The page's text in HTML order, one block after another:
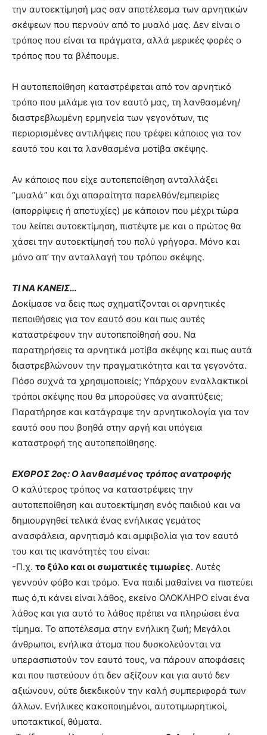
την αυτοεκτίμησή μας σαν αποτέλεσμα των αρνητικών
σκέψεων που περνούν από το μυαλό μας. Δεν είναι ο
τρόπος που είναι τα πράγματα, αλλά μερικές φορές ο
τρόπος που τα βλέπουμε.
Η αυτοπεποίθηση καταστρέφεται από τον αρνητικό
τρόπο που μιλάμε για τον εαυτό μας, τη λανθασμένη/
διαστρεβλωμένη ερμηνεία των γεγονότων, τις
περιορισμένες αντιλήψεις που τρέφει κάποιος για τον
εαυτό του και τα λανθασμένα μοτίβα σκέψης.
Αν κάποιος που είχε αυτοπεποίθηση ανταλλάξει
“μυαλά” και όχι απαραίτητα παρελθόν/εμπειρίες
(απορρίψεις ή αποτυχίες) με κάποιον που μέχρι τώρα
του λείπει αυτοεκτίμηση, πιστέψτε με και ο πρώτος θα
χάσει την αυτοεκτίμησή του πολύ γρήγορα. Μόνο και
μόνο απ’ την ανταλλαγή του τρόπου σκέψης.
ΤΙ ΝΑ ΚΑΝΕΙΣ…
Δοκίμασε να δεις πως σχηματίζονται οι αρνητικές
πεποιθήσεις για τον εαυτό σου και πως αυτές
καταστρέφουν την αυτοπεποίθησή σου. Να
παρατηρήσεις τα αρνητικά μοτίβα σκέψης και πως αυτά
διαστρεβλώνουν την πραγματικότητα και τα γεγονότα.
Πόσο συχνά τα χρησιμοποιείς; Υπάρχουν εναλλακτικοί
τρόποι σκέψης που θα μπορούσες να αναπτύξεις;
Παρατήρησε και κατάγραψε την αρνητικολογία για τον
εαυτό σου που βοηθά στην αργή και υπόγεια
καταστροφή της αυτοπεποίθησης.
ΕΧΘΡΟΣ 2ος: Ο λανθασμένος τρόπος ανατροφής
Ο καλύτερος τρόπος να καταστρέψεις την
αυτοπεποίθηση και αυτοεκτίμηση ενός παιδιού και να
δημιουργηθεί τελικά ένας ενήλικας γεμάτος
ανασφάλεια, αρνητισμό και αμφιβολία για τον εαυτό
του και τις ικανότητές του είναι:
-Π.χ. το ξύλο και οι σωματικές τιμωρίες. Αυτές
γεννούν φόβο και τρόμο. Ένα παιδί μαθαίνει να πιστεύει
πως ό,τι κάνει είναι λάθος, εκείνο ΟΛΟΚΛΗΡΟ είναι ένα
λάθος και για αυτό το λάθος πρέπει να πληρώσει ένα
τίμημα. Το αποτέλεσμα στην ενήλικη ζωή; Μεγάλοι
άνθρωποι, ενήλικα άτομα που δυσκολεύονται να
υπερασπιστούν τον εαυτό τους, να πάρουν αποφάσεις
και που πιστεύουν ότι δεν αξίζουν και για αυτό δεν
αξιώνουν, ούτε διεκδικούν την καλή συμπεριφορά των
άλλων. Ενήλικες κακοποιημένοι, αυτοτιμωρητικοί,
υποτακτικοί, θύματα.